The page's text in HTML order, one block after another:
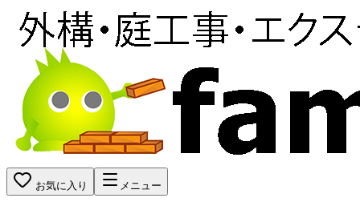
お気に入り メニュー